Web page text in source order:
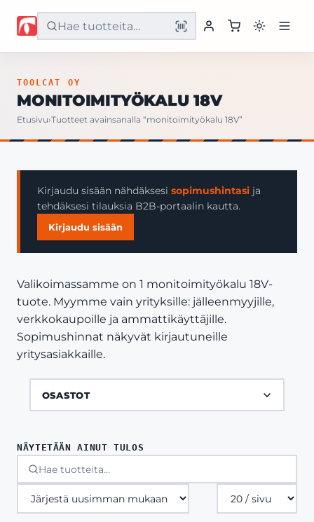
Etusivu
Yritys
Yhteystiedot
TOOLCAT OY
MONITOIMITYÖKALU 18V
Etusivu›Tuotteet avainsanalla “monitoimityökalu 18V”
Kirjaudu sisään nähdäksesi sopimushintasi ja
tehdäksesi tilauksia B2B-portaalin kautta.
Kirjaudu sisään
Valikoimassamme on 1 monitoimityökalu 18V-
tuote. Myymme vain yrityksille: jälleenmyyjille,
verkkokaupoille ja ammattikäyttäjille.
Sopimushinnat näkyvät kirjautuneille
yritysasiakkaille.
OSASTOT
NÄYTETÄÄN AINUT TULOS
Tuotteita
sivulla